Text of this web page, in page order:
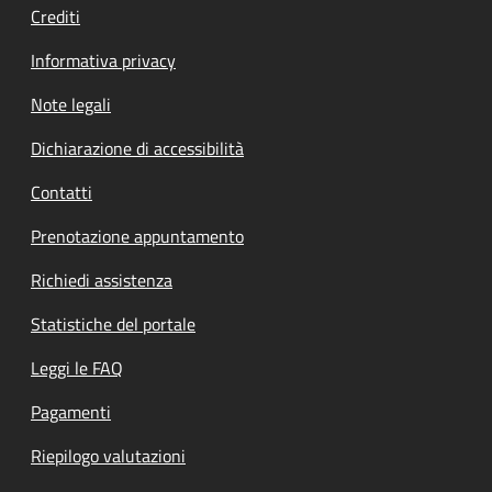
Crediti
Informativa privacy
Note legali
Dichiarazione di accessibilità
Contatti
Prenotazione appuntamento
Richiedi assistenza
Statistiche del portale
Leggi le FAQ
Pagamenti
Riepilogo valutazioni